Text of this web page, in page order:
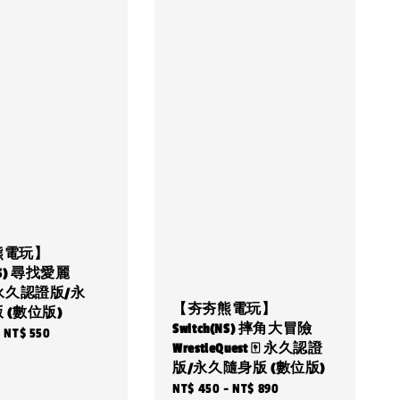
電玩】
尋找愛麗
久認證版/永
(數位版)
NT$ 550
【夯夯熊電玩】
Switch(NS) 摔角大冒險
WrestleQuest 🀄 永久認證
版/永久隨身版 (數位版)
Regular
NT$ 450 -NT$ 890